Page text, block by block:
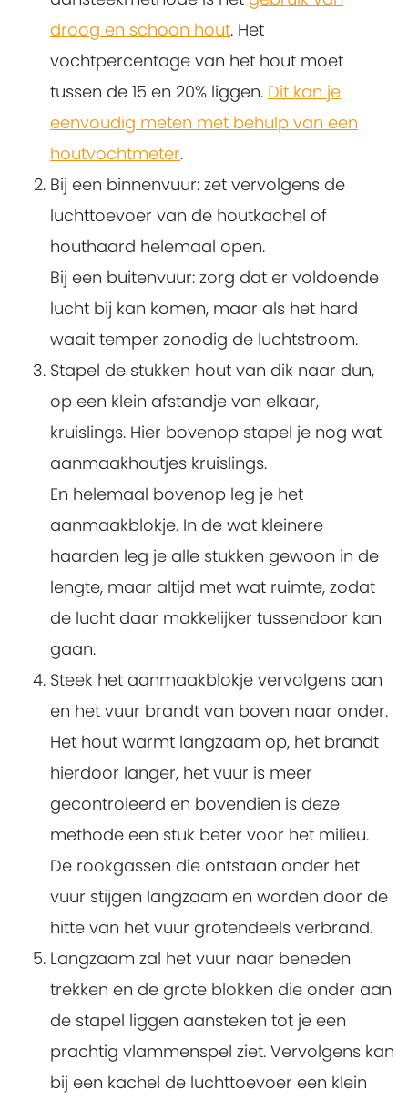
droog en schoon hout. Het
vochtpercentage van het hout moet
tussen de 15 en 20% liggen. Dit kan je
eenvoudig meten met behulp van een
houtvochtmeter.
Bij een binnenvuur: zet vervolgens de
luchttoevoer van de houtkachel of
houthaard helemaal open.
Bij een buitenvuur: zorg dat er voldoende
lucht bij kan komen, maar als het hard
waait temper zonodig de luchtstroom.
Stapel de stukken hout van dik naar dun,
op een klein afstandje van elkaar,
kruislings. Hier bovenop stapel je nog wat
aanmaakhoutjes kruislings.
En helemaal bovenop leg je het
aanmaakblokje. In de wat kleinere
haarden leg je alle stukken gewoon in de
lengte, maar altijd met wat ruimte, zodat
de lucht daar makkelijker tussendoor kan
gaan.
Steek het aanmaakblokje vervolgens aan
en het vuur brandt van boven naar onder.
Het hout warmt langzaam op, het brandt
hierdoor langer, het vuur is meer
gecontroleerd en bovendien is deze
methode een stuk beter voor het milieu.
De rookgassen die ontstaan onder het
vuur stijgen langzaam en worden door de
hitte van het vuur grotendeels verbrand.
Langzaam zal het vuur naar beneden
trekken en de grote blokken die onder aan
de stapel liggen aansteken tot je een
prachtig vlammenspel ziet. Vervolgens kan
bij een kachel de luchttoevoer een klein